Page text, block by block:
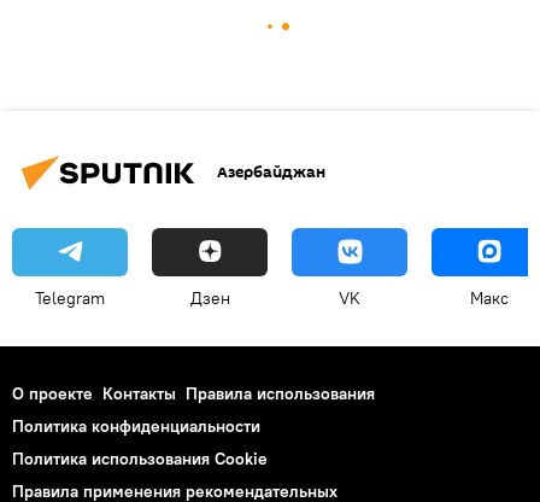
Азербайджан
Telegram Дзен VK Макс
О проекте Контакты Правила использования
Политика конфиденциальности
Политика использования Cookie
Правила применения рекомендательных